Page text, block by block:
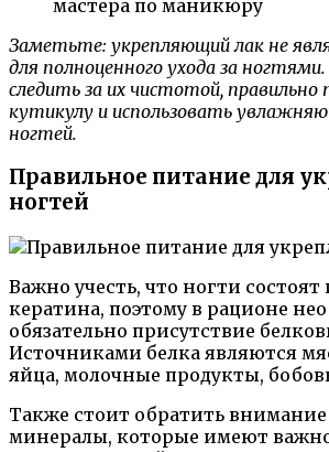
мастера по маникюру
Заметьте: укрепляющий лак не
для полноценного ухода за
следить за их чистотой, правильно
кутикулу и использовать
ногтей.
Правильное питание для
ногтей
Важно учесть, что ногти состоят
кератина, поэтому в рационе
обязательно присутствие
Источниками белка являются
яйца, молочные продукты,
Также стоит обратить
минералы, которые имеют